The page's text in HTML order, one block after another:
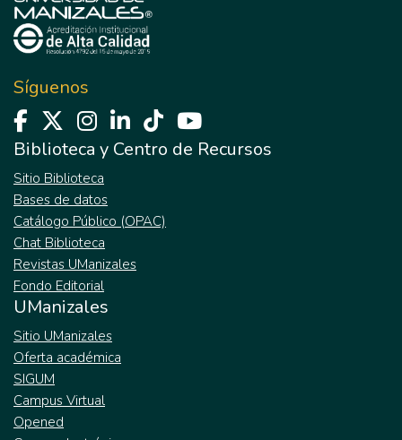
Síguenos
Biblioteca y Centro de Recursos
Sitio Biblioteca
Bases de datos
Catálogo Público (OPAC)
Chat Biblioteca
Revistas UManizales
Fondo Editorial
UManizales
Sitio UManizales
Oferta académica
SIGUM
Campus Virtual
Opened